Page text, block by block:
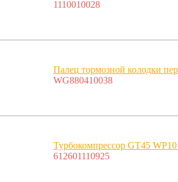
1110010028
Палец тормозной колодки
WG880410038
Турбокомпрессор GT45
612601110925